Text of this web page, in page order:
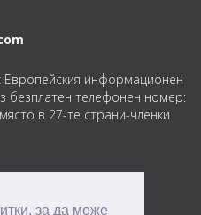
за да може
информационен
безплатен телефонен номер:
в 27-те страни-членки